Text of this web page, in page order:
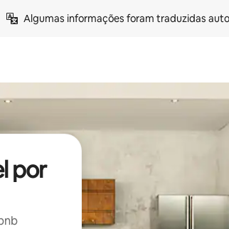
Algumas informações foram traduzidas
por